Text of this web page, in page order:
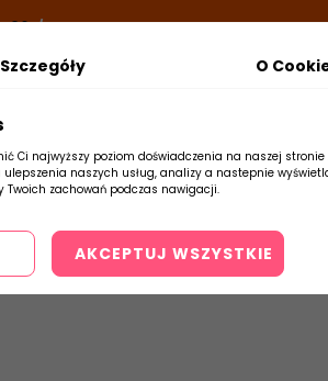
/TUBADZIN- DODAJ PRODUKT DO
Szczegóły O
Ci najwyższy poziom doświadczenia na naszej stronie
naszych usług, analizy a nastepnie
zachowań podczas nawigacji.
AKCEPTUJ WSZYSTKIE